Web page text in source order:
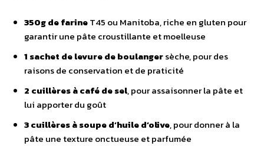
350g de farineT45 ou Manitoba, riche en gluten pour
garantir une pâte croustillante et moelleuse
1 sachet de levure de boulangersèche, pour des
raisons de conservation et de praticité
2 cuillères à café de sel, pour assaisonner la pâte et
lui apporter du goût
3 cuillères à soupe d’huile d’olive, pour donner à la
pâte une texture onctueuse et parfumée